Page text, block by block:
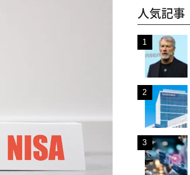
人気記事